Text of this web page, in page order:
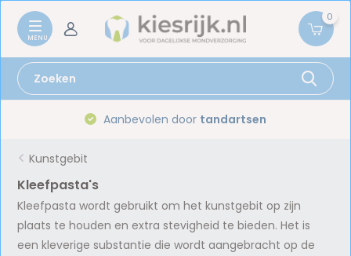
0
Gratis verzenden vanaf59,-
Kunstgebit
Kleefpasta's
Kleefpasta wordt gebruikt om het kunstgebit op zijn
plaats te houden en extra stevigheid te bieden. Het is
een kleverige substantie die wordt aangebracht op de